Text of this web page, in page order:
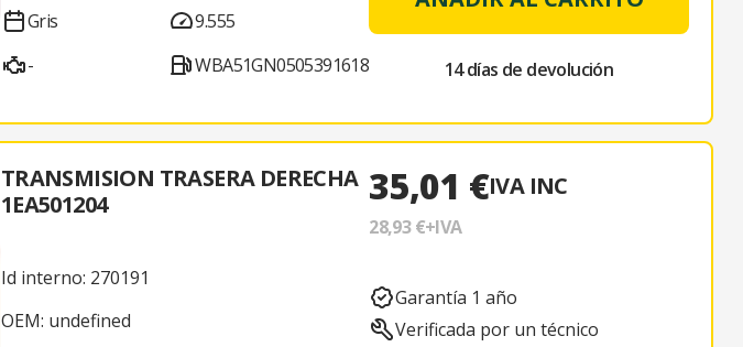
Gris
-
9.555
WBA51GN0505391618
14 días de devolución
TRANSMISION TRASERA DERECHA
1EA501204
Id interno: 270191
OEM: undefined
35,01 €IVA INC
28,93 €+IVA
Garantía 1 año
Verificada por un técnico